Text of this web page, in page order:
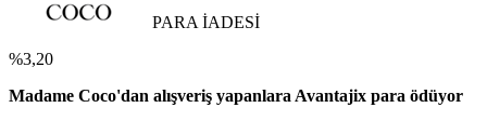
PARA İADESİ
%3,20
Madame Coco'dan alışveriş yapanlara Avantajix para ödüyor